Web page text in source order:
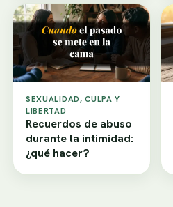
SEXUALIDAD, CULPA Y
LIBERTAD
Recuerdos de abuso
durante la intimidad:
¿qué hacer?